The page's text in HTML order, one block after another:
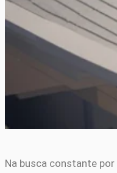
Na busca constante por